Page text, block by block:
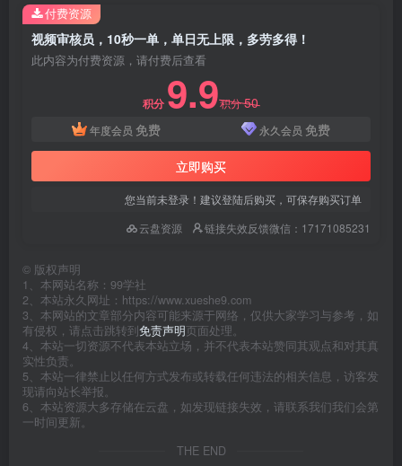
视频审核员，10秒一单，单日无上限，多劳多得！
此内容为付费资源，请付费后查看
积分 9.9积分50
年度会员 免费 永久会员 免费
立即购买
您当前未登录！建议登陆后购买，可保存购买订单
云盘资源
链接失效反馈微信：17171085231
付费资源
© 版权声明
1、本网站名称：99学社
2、本站永久网址：https://www.xueshe9.com
3、本网站的文章部分内容可能来源于网络，仅供大家学习与参考，如
有侵权，请点击跳转到免责声明页面处理。
4、本站一切资源不代表本站立场，并不代表本站赞同其观点和对其真
实性负责。
5、本站一律禁止以任何方式发布或转载任何违法的相关信息，访客发
现请向站长举报。
6、本站资源大多存储在云盘，如发现链接失效，请联系我们我们会第
一时间更新。
THE END